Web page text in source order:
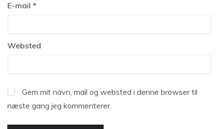
E-mail *
Websted
Gem mit navn, mail og websted i denne browser til
næste gang jeg kommenterer.